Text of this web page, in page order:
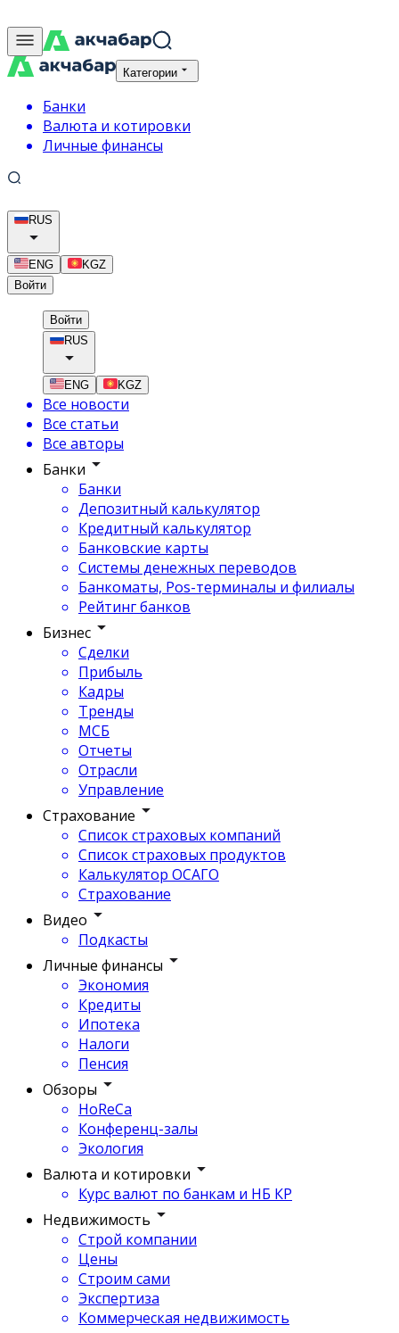
Категории
Банки
Валюта и котировки
Личные финансы
RUS
ENG
KGZ
Войти
Войти
RUS
ENG KGZ
Все новости
Все статьи
Все авторы
Банки
Банки
Депозитный калькулятор
Кредитный калькулятор
Банковские карты
Системы денежных переводов
Банкоматы, Pos-терминалы и филиалы
Рейтинг банков
Бизнес
Сделки
Прибыль
Кадры
Тренды
МСБ
Отчеты
Отрасли
Управление
Страхование
Список страховых компаний
Список страховых продуктов
Калькулятор ОСАГО
Страхование
Видео
Подкасты
Личные финансы
Экономия
Кредиты
Ипотека
Налоги
Пенсия
Обзоры
HoReCa
Конференц-залы
Экология
Валюта и котировки
Курс валют по банкам и НБ КР
Недвижимость
Строй компании
Цены
Строим сами
Экспертиза
Коммерческая недвижимость